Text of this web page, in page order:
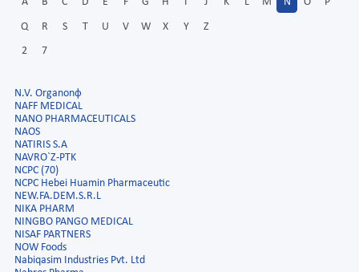
Q R S T U V W X Y Z
2 7
N.V. Organonф
NAFF MEDICAL
NANO PHARMACEUTICALS
NAOS
NATIRIS S.A
NAVRO`Z-PTK
NCPC (70)
NCPC Hebei Huamin Pharmaceutic
NEW.FA.DEM.S.R.L
NIKA PHARM
NINGBO PANGO MEDICAL
NISAF PARTNERS
NOW Foods
Nabiqasim Industries Pvt. Ltd